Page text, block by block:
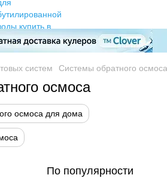
систем Системы обратного осмоса
осмоса
осмоса для дома
По популярности